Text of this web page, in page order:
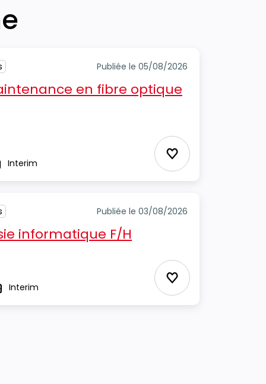
Publiée le 05/08/2026
en fibre optique
Interim Ajouter aux
Publiée le 03/08/2026
informatique F/H
Interim Ajouter aux